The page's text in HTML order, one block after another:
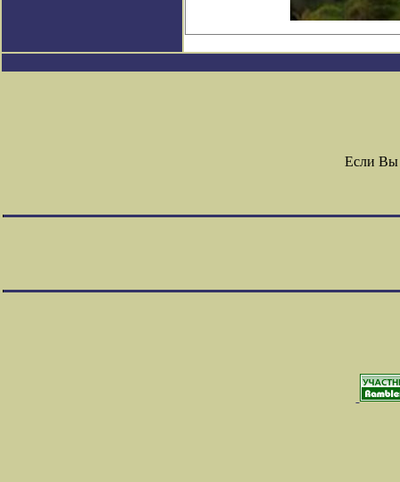
Если Вы